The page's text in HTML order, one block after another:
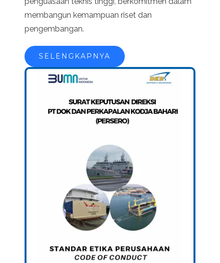
membangun kemampuan riset dan
pengembangan.
SELENGKAPNYA